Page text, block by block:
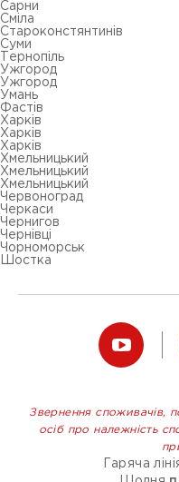
Сарни
Сміла
Староконстянтинів
Суми
Тернопіль
Ужгород
Ужгород
Умань
Фастів
Харків
Харків
Харків
Хмельницький
Хмельницький
Хмельницький
Червоноград
Черкаси
Чернигов
Чернівці
Чорноморськ
Шостка
Звернення споживачів,
осіб про належність
Гаряча